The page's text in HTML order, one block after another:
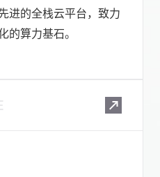
进的全栈云平台，致力
的算力基石。